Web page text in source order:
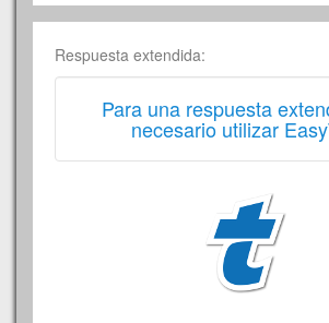
Respuesta extendida:
Para una respuesta
necesario utilizar